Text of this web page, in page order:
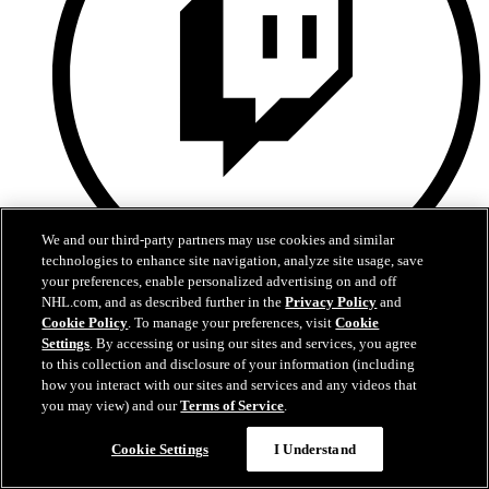
Twitch
We and our third-party partners may use cookies and similar
technologies to enhance site navigation, analyze site usage, save
your preferences, enable personalized advertising on and off
NHL.com, and as described further in thePrivacy Policy and
Cookie Policy. To manage your preferences, visitCookie
Settings. By accessing or using our sites and services, you agree
to this collection and disclosure of your information (including
how you interact with our sites and services and any videos that
you may view) and ourTerms of Service.
Cookie Settings I Understand